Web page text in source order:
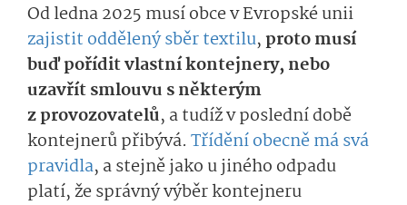
Od ledna 2025 musí obce v Evropské unii
zajistit oddělený sběr textilu,proto musí
buď pořídit vlastní kontejnery, nebo
uzavřít smlouvu s některým
z provozovatelů, a tudíž v poslední době
kontejnerů přibývá. Třídění obecně má svá
pravidla, a stejně jako u jiného odpadu
platí, že správný výběr kontejneru